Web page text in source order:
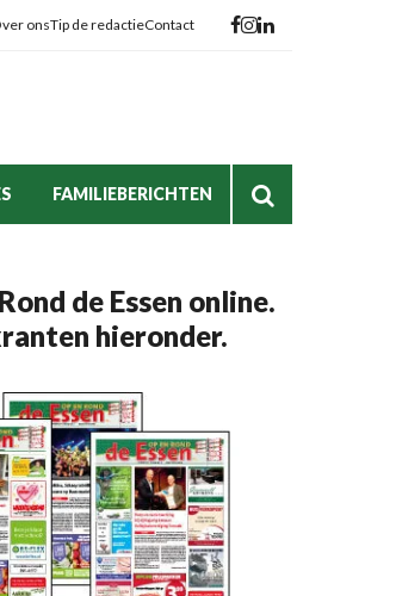
onsTip de redactieContact
FAMILIEBERICHTEN
de Essen online.
hieronder.